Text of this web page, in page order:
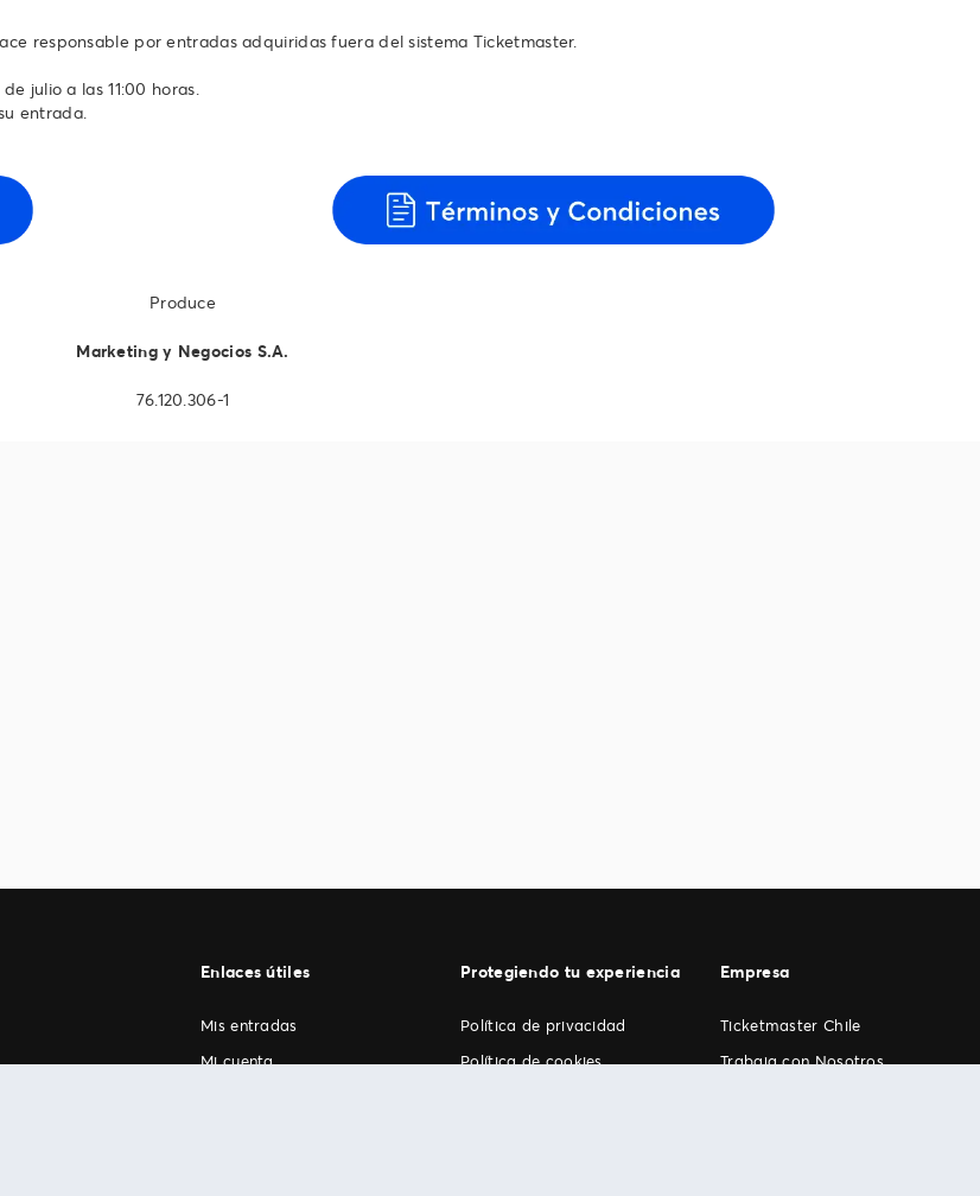
responsable por entradas adquiridas fuera del sistema Ticketmaster.
julio a las 11:00 horas.
entrada.
Produce
Marketing y Negocios S.A.
76.120.306-1
Enlaces útiles
Mis entradas
Mi cuenta
Protegiendo tu experiencia
Política de privacidad
Política de cookies
Empresa
Ticketmaster Chile
Trabaja con Nosotros